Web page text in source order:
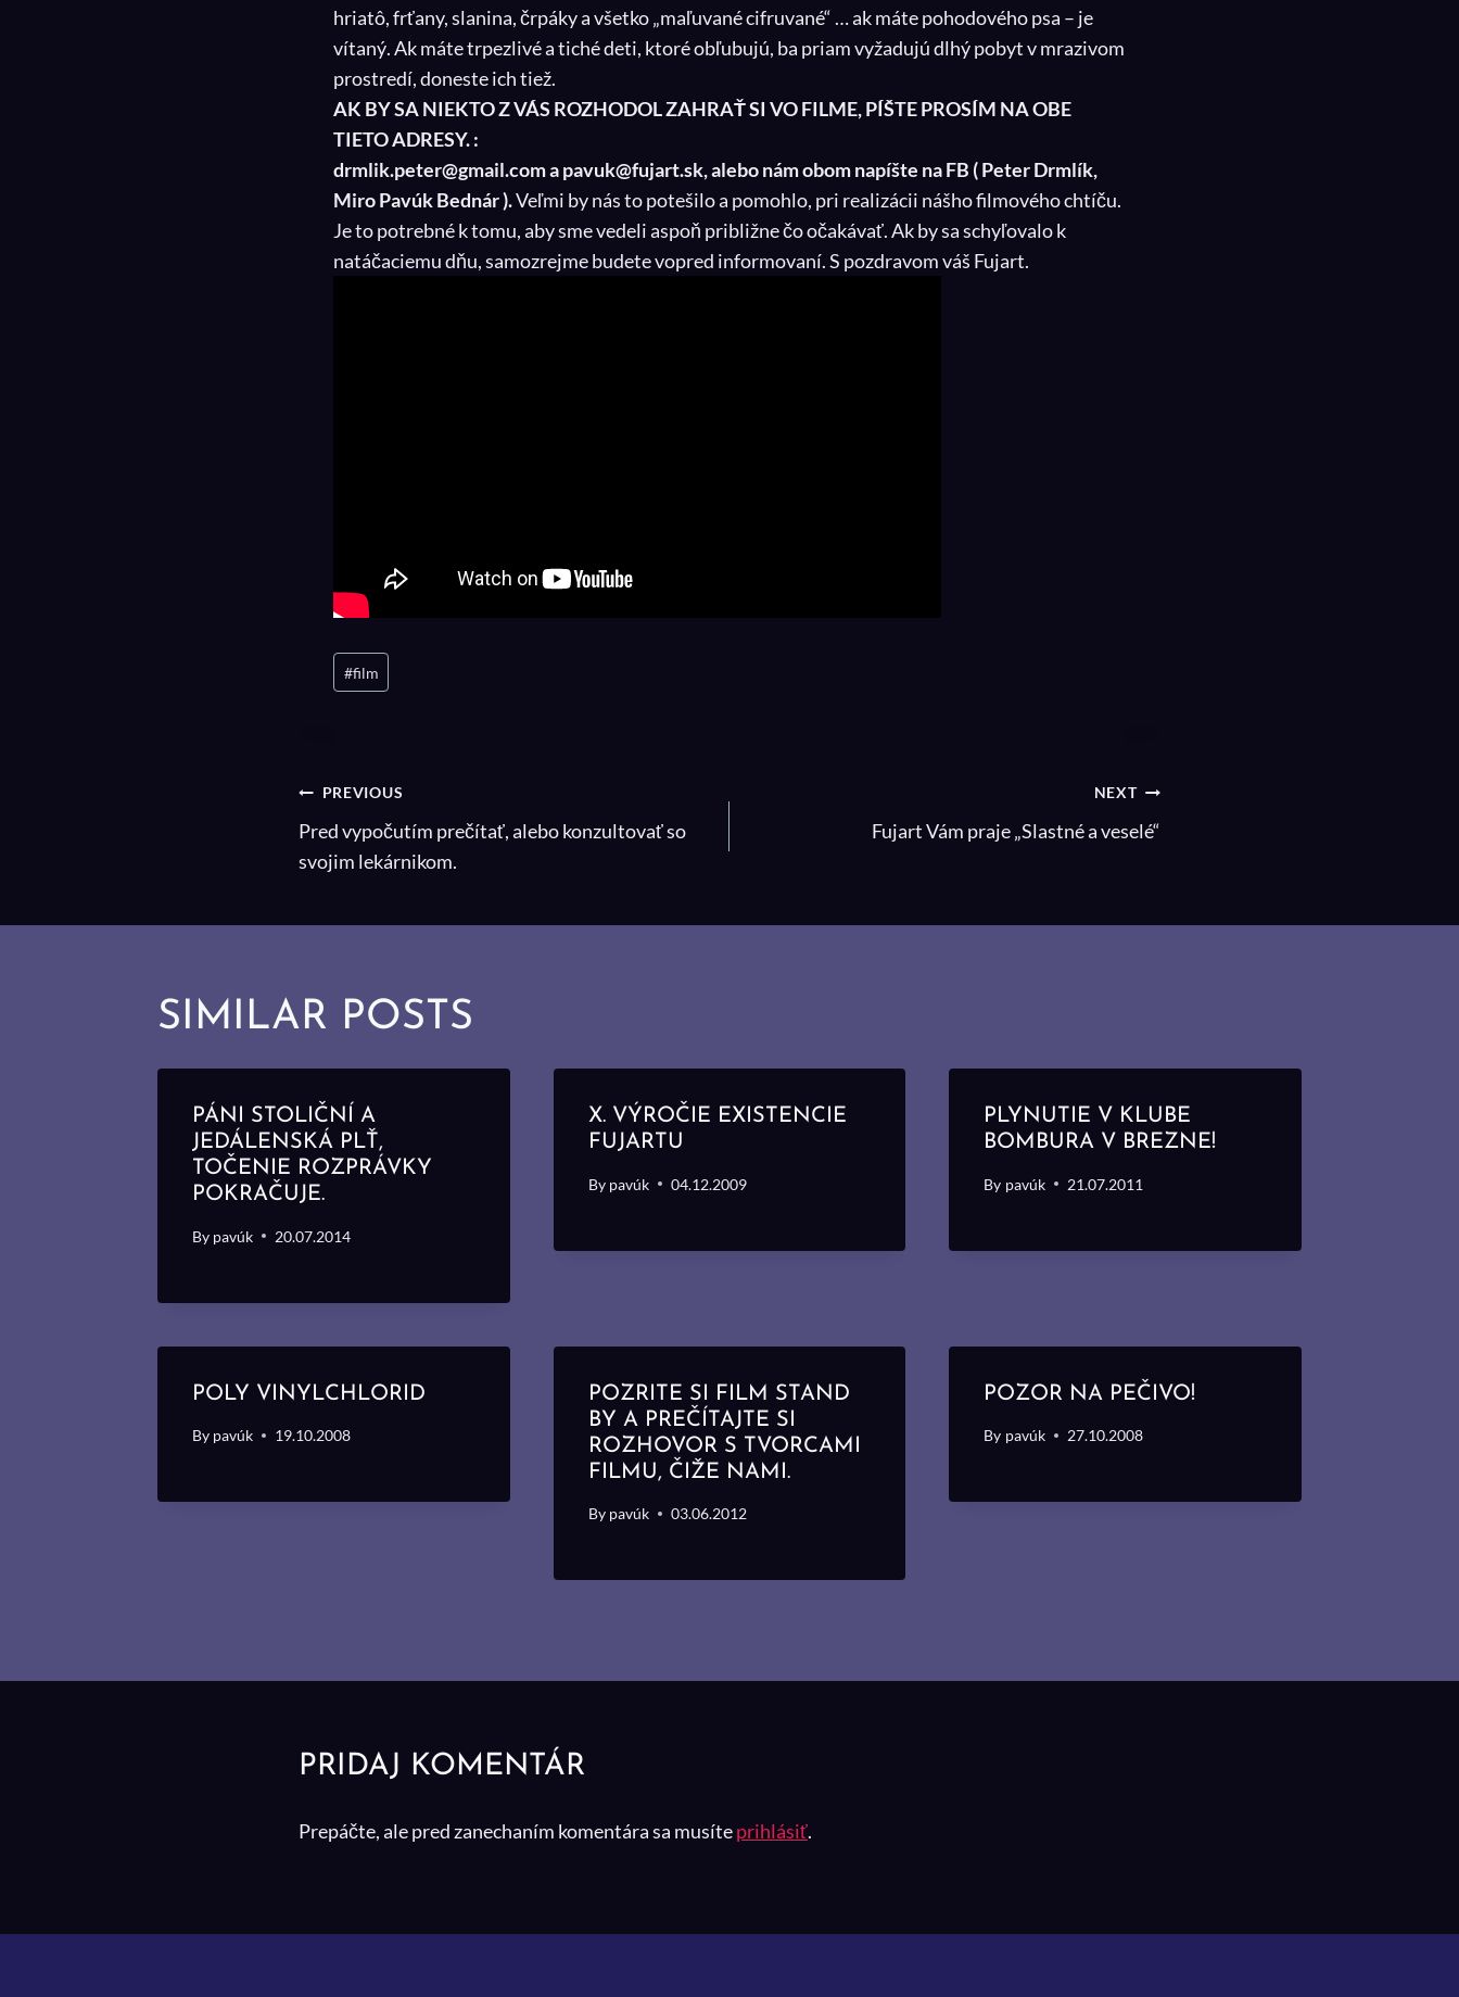
hriatô, frťany, slanina, črpáky a všetko „maľuvané cifruvané“ … ak máte pohodového psa – je
vítaný. Ak máte trpezlivé a tiché deti, ktoré obľubujú, ba priam vyžadujú dlhý pobyt v mrazivom
prostredí, doneste ich tiež.
AK BY SA NIEKTO Z VÁS ROZHODOL ZAHRAŤ SI VO FILME, PÍŠTE PROSÍM NA OBE
TIETO ADRESY. :
drmlik.peter@gmail.com a pavuk@fujart.sk, alebo nám obom napíšte na FB ( Peter Drmlík,
Miro Pavúk Bednár ).Veľmi by nás to potešilo a pomohlo, pri realizácii nášho filmového chtíču.
Je to potrebné k tomu, aby sme vedeli aspoň približne čo očakávať. Ak by sa schyľovalo k
natáčaciemu dňu, samozrejme budete vopred informovaní. S pozdravom váš Fujart.
Post
Tags:
#film
NAVIGÁCIA
V
PREVIOUS
Pred vypočutím prečítať, alebo konzultovať so
svojim lekárnikom.
NEXT
Fujart Vám praje „Slastné a veselé“
SIMILAR POSTS
PÁNI STOLIČNÍ A
JEDÁLENSKÁ PLŤ,
TOČENIE ROZPRÁVKY
POKRAČUJE.
By pavúk 20.07.2014
X. VÝROČIE EXISTENCIE
FUJARTU
By pavúk 04.12.2009
PLYNUTIE V KLUBE
BOMBURA V BREZNE!
By pavúk 21.07.2011
POLY VINYLCHLORID
By pavúk 19.10.2008
POZRITE SI FILM STAND
BY A PREČÍTAJTE SI
ROZHOVOR S TVORCAMI
FILMU, ČIŽE NAMI.
By pavúk 03.06.2012
POZOR NA PEČIVO!
By pavúk 27.10.2008
PRIDAJ KOMENTÁR
Prepáčte, ale pred zanechaním komentára sa musíteprihlásiť.